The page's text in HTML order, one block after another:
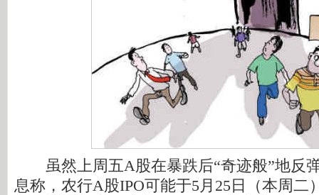
虽然上周五A股在暴跌后“奇迹般”地反
息称，农行A股IPO可能于5月25日（本周二